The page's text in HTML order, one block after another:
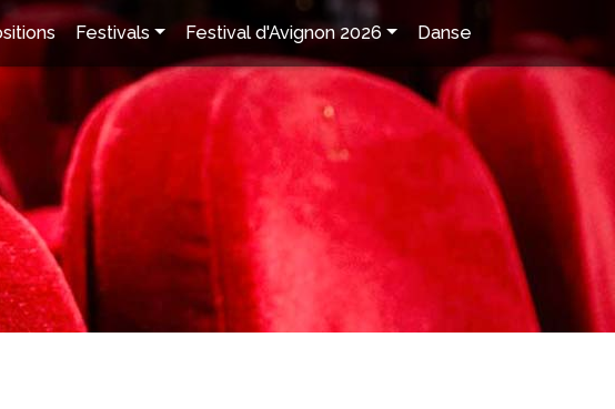
Festivals Festival d'Avignon 2026 Danse